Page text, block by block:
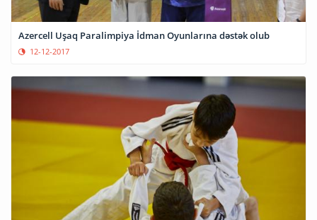
Azercell Uşaq Paralimpiya İdman Oyunlarına dəstək olub
12-12-2017